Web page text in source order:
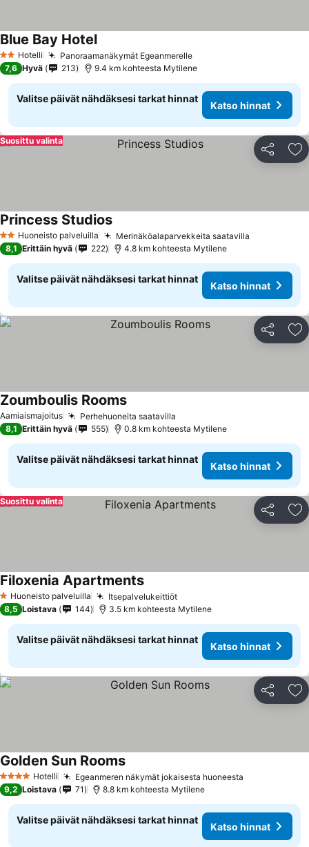
2 Tähtiluokitus
Hotelli Panoraamanäkymät EgeanmerelleKatso hinnat
Blue Bay HotelKatso hinnat
7,6 Hyvä 213 9.4 km kohteesta Mytilene
Valitse päivät nähdäksesi tarkat hinnat
Katso hinnat
Jaa
Suosittu valinta
2 Tähtiluokitus
Huoneisto palveluilla Merinäköalaparvekkeita saatavilla
Princess StudiosKatso hinnat
8,1 Erittäin hyvä 222 4.8 km kohteesta Mytilene
Valitse päivät nähdäksesi tarkat hinnat
Katso hinnat
Jaa
Aamiaismajoitus Perhehuoneita saatavilla
Zoumboulis RoomsKatso hinnat
8,1 Erittäin hyvä 555 0.8 km kohteesta Mytilene
Valitse päivät nähdäksesi tarkat hinnat
Katso hinnat
Jaa
Suosittu valinta
1 Tähtiluokitus
Huoneisto palveluilla ItsepalvelukeittiötKatso hinnat
Filoxenia ApartmentsKatso hinnat
8,5 Loistava 144 3.5 km kohteesta Mytilene
Valitse päivät nähdäksesi tarkat hinnat
Katso hinnat
Jaa
4 Tähtiluokitus
Hotelli Egeanmeren näkymät jokaisesta huoneesta
Golden Sun RoomsKatso hinnat
9,2 Loistava 71 8.8 km kohteesta Mytilene
Valitse päivät nähdäksesi tarkat hinnat
Katso hinnat